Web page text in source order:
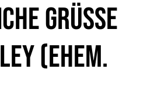
GRÜSSE V
(EHEM. M